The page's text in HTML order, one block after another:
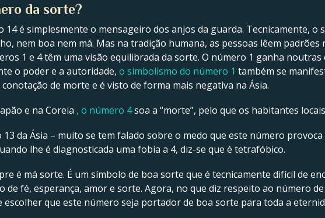
da sorte?
14 é simplesmente o mensageiro dos anjos da guarda. Tecnicamente,
nem boa nem má. Mas na tradição humana, as pessoas lêem
1 e 4 têm uma visão equilibrada da sorte. O número 1 ganha
o poder e a autoridade, o simbolismo do número 1 também se
de morte e é visto de forma mais negativa na Ásia.
e na Coreia , o número 4soa a “morte”, pelo que os habitantes
13 da Ásia – muito se tem falado sobre o medo que este número
lhe é diagnosticada uma fobia a 4, diz-se que é tetrafóbico.
é má sorte. É um símbolo de boa sorte que é tecnicamente difícil de
de fé, esperança, amor e sorte. Agora, no que diz respeito ao número
escolher que este número seja portador de boa sorte para toda a